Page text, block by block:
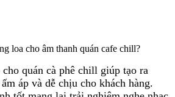
loa cho âm thanh quán cafe chill?
quán cà phê chill giúp tạo ra
áp và dễ chịu cho khách hàng.